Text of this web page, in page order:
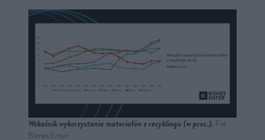
Wskaźnik wykorzystania materiałów z recyklingu (w proc.). Fot.
Biznes Enter